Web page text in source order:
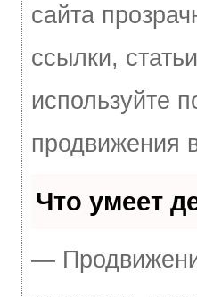
сайта
ссылки,
используйте
продвижения
Что умеет
—